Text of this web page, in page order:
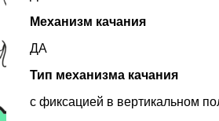
Механизм качания
ДА
Тип механизма качания
с фиксацией в вертикальном